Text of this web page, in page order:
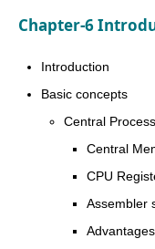
Chapter-6
Introduction
Basic concepts
Central
Central
CPU
Assembler